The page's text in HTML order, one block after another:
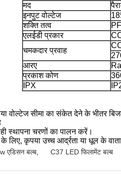
मद
इनपुट वोल्टेज
शक्ति तत्व
एलईडी प्रकार
चमकदार प्रवाह
आरए
प्रकाश कोण
IPX
वोल्टेज सीमा का संकेत देने के भीतर
स्थापना चरणों का पालन करें।
लिए, कृपया उच्च आर्द्रता या धूल के
एडिसन बल्ब C37 LED फिलामेंट बल्ब